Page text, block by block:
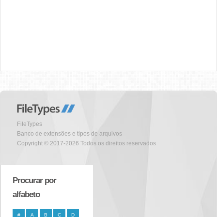
FileTypes
Banco de extensões e tipos de arquivos
Copyright © 2017-2026 Todos os direitos reservados
Procurar por
alfabeto
# A B C D